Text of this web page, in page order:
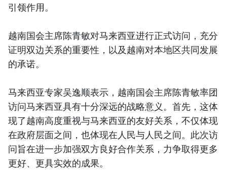
引领作用。
越南国会主席陈青敏对马来西亚进行正式访问，充分
证明双边关系的重要性，以及越南对本地区共同发展
的承诺。
马来西亚专家吴逸顺表示，越南国会主席陈青敏率团
访问马来西亚具有十分深远的战略意义。首先，这体
现了越南高度重视与马来西亚的友好关系，不仅体现
在政府层面之间，也体现在人民与人民之间。此次访
问旨在进一步加强双方良好合作关系，力争取得更多
更好、更具实效的成果。